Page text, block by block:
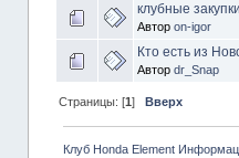
клубные
Автор on-igor
Кто есть из
Автор dr_Snap
Страницы: [1] Вверх
Клуб Honda Element